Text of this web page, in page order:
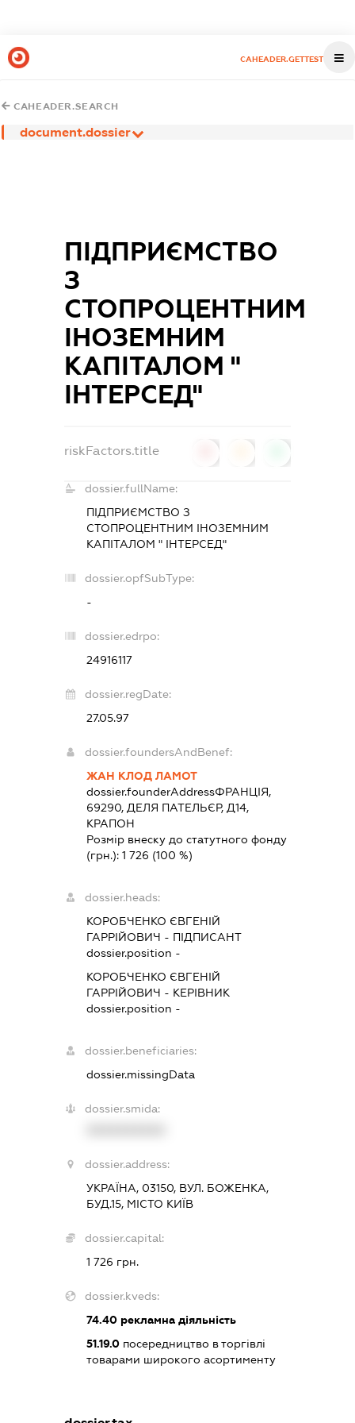
CAHEADER.GETTEST
CAHEADER.SEARCH
document.dossier
ПІДПРИЄМСТВО
З
СТОПРОЦЕНТНИМ
ІНОЗЕМНИМ
КАПІТАЛОМ "
ІНТЕРСЕД"
riskFactors.title
dossier.fullName:
ПІДПРИЄМСТВО З
СТОПРОЦЕНТНИМ ІНОЗЕМНИМ
КАПІТАЛОМ " ІНТЕРСЕД"
dossier.opfSubType:
-
dossier.edrpo:
24916117
dossier.regDate:
27.05.97
dossier.foundersAndBenef:
ЖАН КЛОД ЛАМОТ
dossier.founderAddressФРАНЦІЯ,
69290, ДЕЛЯ ПАТЕЛЬЄР, Д14,
КРАПОН
Розмір внеску до статутного фонду
(грн.):1 726 (100 %)
dossier.heads:
КОРОБЧЕНКО ЄВГЕНІЙ
ГАРРІЙОВИЧ - ПІДПИСАНТ
dossier.position -
КОРОБЧЕНКО ЄВГЕНІЙ
ГАРРІЙОВИЧ - КЕРІВНИК
dossier.position -
dossier.beneficiaries:
dossier.missingData
dossier.smida:
dossier.address:
УКРАЇНА, 03150, ВУЛ. БОЖЕНКА,
БУД.15, МІСТО КИЇВ
dossier.capital:
1 726 грн.
dossier.kveds:
74.40 рекламна діяльність
51.19.0 посередництво в торгівлі
товарами широкого асортименту